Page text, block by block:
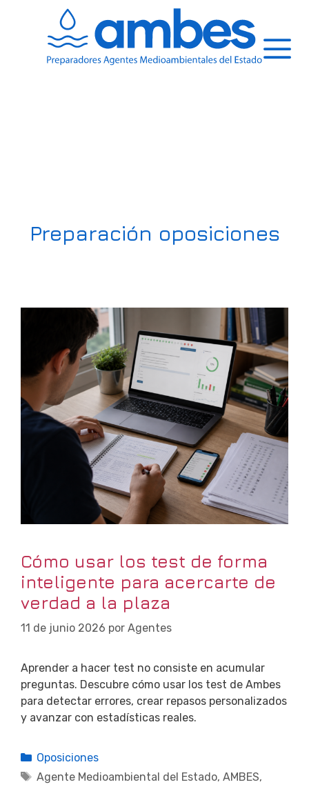
contenido
Preparación oposiciones
Cómo usar los test de forma
inteligente para acercarte de
verdad a la plaza
11 de junio 2026 por Agentes
Aprender a hacer test no consiste en acumular
preguntas. Descubre cómo usar los test de Ambes
para detectar errores, crear repasos personalizados
y avanzar con estadísticas reales.
Categorías
Oposiciones
Etiquetas
Agente Medioambiental del Estado, AMBES,